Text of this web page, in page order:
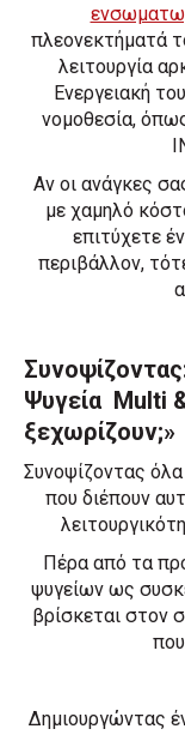
πλεονεκτήματά
λειτουργία
Ενεργειακή
νομοθεσία,
Αν οι ανάγκες
με χαμηλό
επιτύχετε
περιβάλλον,
Ψυγεία Multi
ξεχωρίζουν;»
Συνοψίζοντας
που διέπουν
Πέρα από τα
ψυγείων ως
βρίσκεται στον
Δημιουργώντας